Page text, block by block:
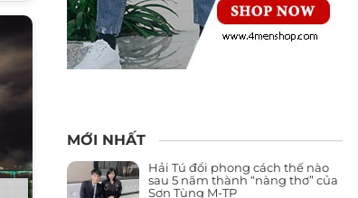
MỚI NHẤT
Hải Tú đổi phong cách thế nào
sau 5 năm thành “nàng thơ” của
Sơn Tùng M-TP